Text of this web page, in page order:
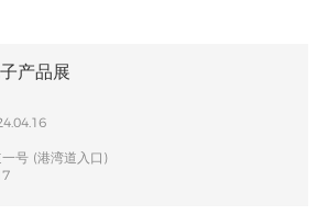
产品展
号 (港湾道入口)